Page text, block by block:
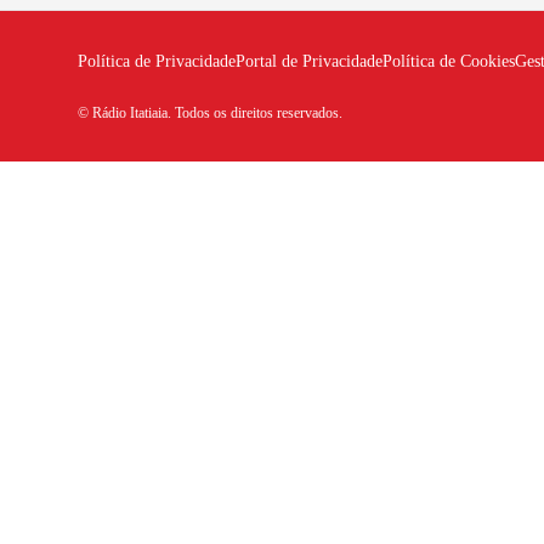
Política de PrivacidadePortal de PrivacidadePolítica de Cookies
© Rádio Itatiaia. Todos os direitos reservados.